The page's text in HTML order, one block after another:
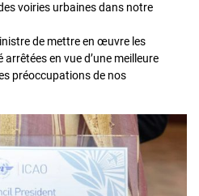
voiries urbaines dans notre
de mettre en œuvre les
en vue d’une meilleure
préoccupations de nos